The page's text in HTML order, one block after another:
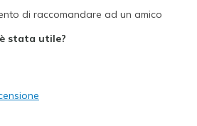
di raccomandare ad un amico
stata utile?